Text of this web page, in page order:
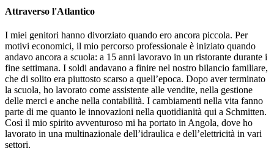
Attraverso l'Atlantico
I miei genitori hanno divorziato quando ero ancora piccola. Per
motivi economici, il mio percorso professionale è iniziato quando
andavo ancora a scuola: a 15 anni lavoravo in un ristorante durante i
fine settimana. I soldi andavano a finire nel nostro bilancio familiare,
che di solito era piuttosto scarso a quell’epoca. Dopo aver terminato
la scuola, ho lavorato come assistente alle vendite, nella gestione
delle merci e anche nella contabilità. I cambiamenti nella vita fanno
parte di me quanto le innovazioni nella quotidianità qui a Schmitten.
Così il mio spirito avventuroso mi ha portato in Angola, dove ho
lavorato in una multinazionale dell’idraulica e dell’elettricità in vari
settori.